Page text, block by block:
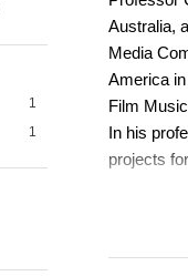
1
1
Australia,
Media
America
Film
In his
projects